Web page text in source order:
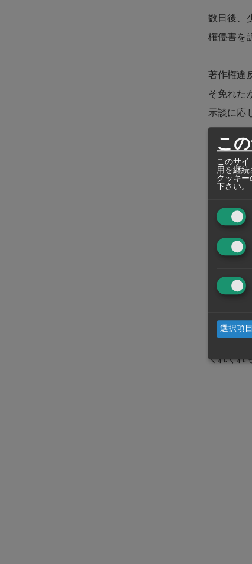
数日後、
権侵害を
著作権違
そ免れた
示談に応
一方で
こうし
すると
定する声
能性も浮
著作権の
くれぐれ
こ
このサ
用を継続
クッキ
下さい。
選択項